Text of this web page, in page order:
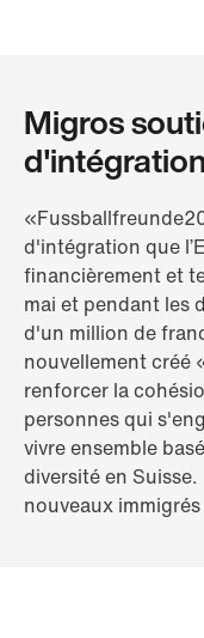
Migros
d'intégration
d'intégration que
financièrement et
mai et pendant les
d'un million de
nouvellement créé
renforcer la
personnes qui
vivre ensemble
diversité en
nouveaux